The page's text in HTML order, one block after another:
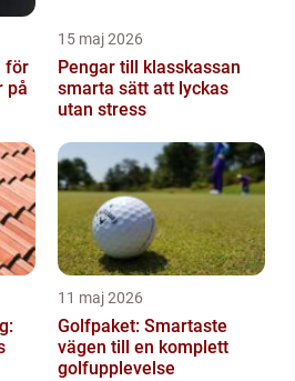
för
på
15 maj 2026
Pengar till klasskassan
smarta sätt att lyckas
utan stress
11 maj 2026
Golfpaket: Smartaste
vägen till en komplett
golfupplevelse